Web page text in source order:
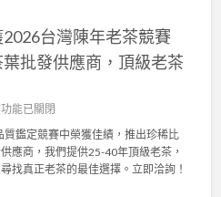
台灣陳年老茶競賽
批發供應商，頂級老茶
能已關閉
鑑定競賽中榮獲佳績，推出珍稀比
應商，我們提供25-40年頂級老茶，
找真正老茶的最佳選擇。立即洽詢！